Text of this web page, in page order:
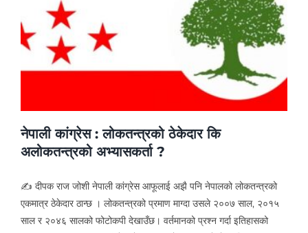
नेपाली कांग्रेस : लोकतन्त्रको ठेकेदार कि
अलोकतन्त्रको अभ्यासकर्ता ?
✍ दीपक राज जोशी नेपाली कांग्रेस आफूलाई अझै पनि नेपालको लोकतन्त्रको
एकमात्र ठेकेदार ठान्छ । लोकतन्त्रको प्रमाण माग्दा उसले २००७ साल, २०१५
साल र २०४६ सालको फोटोकपी देखाउँछ। वर्तमानको प्रश्न गर्दा इतिहासको